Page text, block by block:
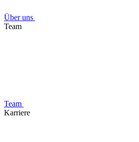
Über uns
Team
Team
Karriere